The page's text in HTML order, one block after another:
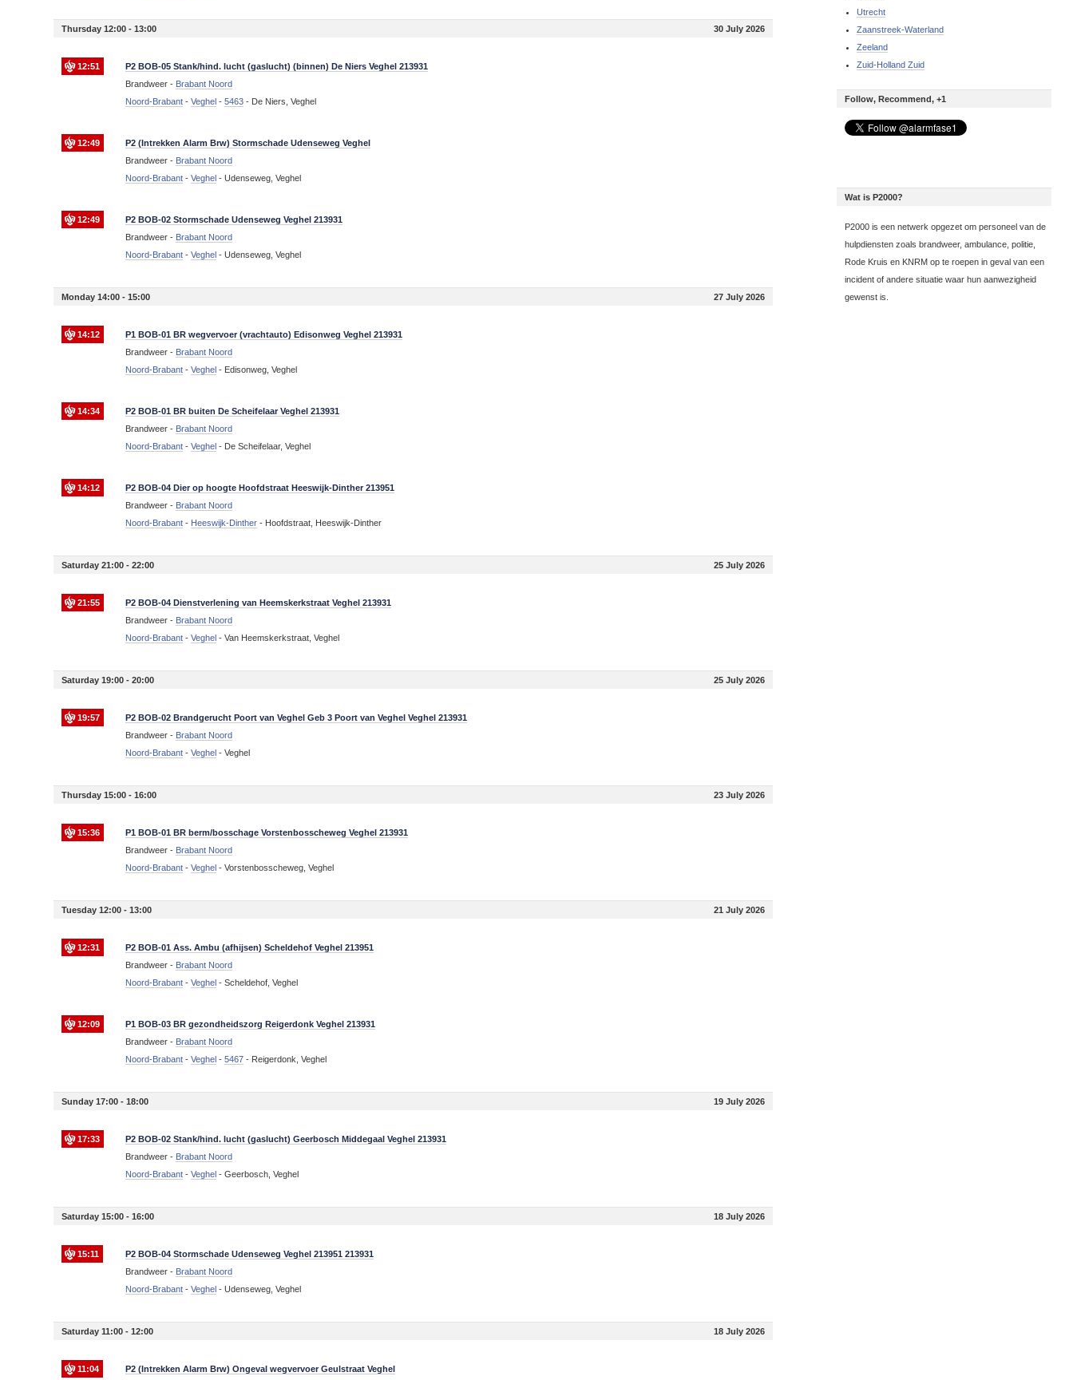
Thursday 12:00 - 13:00 30 July 2026
12:51
P2 BOB-05 Stank/hind. lucht (gaslucht) (binnen) De Niers Veghel 213931
Brandweer - Brabant Noord
Noord-Brabant -Veghel -5463 - De Niers, Veghel
12:49
P2 (Intrekken Alarm Brw) Stormschade Udenseweg Veghel
Brandweer - Brabant Noord
Noord-Brabant -Veghel -Udenseweg, Veghel
12:49
P2 BOB-02 Stormschade Udenseweg Veghel 213931
Brandweer - Brabant Noord
Noord-Brabant -Veghel -Udenseweg, Veghel
Monday 14:00 - 15:00 27 July 2026
14:12
P1 BOB-01 BR wegvervoer (vrachtauto) Edisonweg Veghel 213931
Brandweer - Brabant Noord
Noord-Brabant -Veghel - Edisonweg, Veghel
14:34
P2 BOB-01 BR buiten De Scheifelaar Veghel 213931
Brandweer - Brabant Noord
Noord-Brabant -Veghel - De Scheifelaar, Veghel
14:12
P2 BOB-04 Dier op hoogte Hoofdstraat Heeswijk-Dinther 213951
Brandweer - Brabant Noord
Noord-Brabant - Heeswijk-Dinther - Hoofdstraat, Heeswijk-Dinther
Saturday 21:00 - 22:00 25 July 2026
21:55
P2 BOB-04 Dienstverlening van Heemskerkstraat Veghel 213931
Brandweer - Brabant Noord
Noord-Brabant -Veghel -Van Heemskerkstraat, Veghel
Saturday 19:00 - 20:00 25 July 2026
19:57
P2 BOB-02 Brandgerucht Poort van Veghel Geb 3 Poort van Veghel Veghel 213931
Brandweer - Brabant Noord
Noord-Brabant -Veghel -Veghel
Thursday 15:00 - 16:00 23 July 2026
15:36
P1 BOB-01 BR berm/bosschage Vorstenbosscheweg Veghel 213931
Brandweer - Brabant Noord
Noord-Brabant -Veghel -Vorstenbosscheweg, Veghel
Tuesday 12:00 - 13:00 21 July 2026
12:31
P2 BOB-01 Ass. Ambu (afhijsen) Scheldehof Veghel 213951
Brandweer - Brabant Noord
Noord-Brabant -Veghel -Scheldehof, Veghel
12:09
P1 BOB-03 BR gezondheidszorg Reigerdonk Veghel 213931
Brandweer - Brabant Noord
Noord-Brabant -Veghel -5467 - Reigerdonk, Veghel
Sunday 17:00 - 18:00 19 July 2026
17:33
P2 BOB-02 Stank/hind. lucht (gaslucht) Geerbosch Middegaal Veghel 213931
Brandweer - Brabant Noord
Noord-Brabant -Veghel -Geerbosch, Veghel
Saturday 15:00 - 16:00 18 July 2026
15:11
P2 BOB-04 Stormschade Udenseweg Veghel 213951 213931
Brandweer - Brabant Noord
Noord-Brabant -Veghel -Udenseweg, Veghel
Saturday 11:00 - 12:00 18 July 2026
11:04
P2 (Intrekken Alarm Brw) Ongeval wegvervoer Geulstraat Veghel
Utrecht
Zaanstreek-Waterland
Zeeland
Zuid-Holland Zuid
Follow, Recommend, +1
Wat is P2000?
P2000 is een netwerk opgezet om personeel van de
hulpdiensten zoals brandweer, ambulance, politie,
Rode Kruis en KNRM op te roepen in geval van een
incident of andere situatie waar hun aanwezigheid
gewenst is.